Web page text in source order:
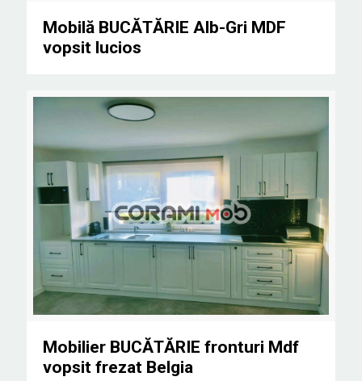
Mobilă BUCĂTĂRIE Alb-Gri MDF vopsit lucios
Mobilă BUCĂTĂRIE Alb-Gri MDF
vopsit lucios
Mobilier BUCĂTĂRIE fronturi Mdf vopsit frezat Belgia
Mobilier BUCĂTĂRIE fronturi Mdf
vopsit frezat Belgia